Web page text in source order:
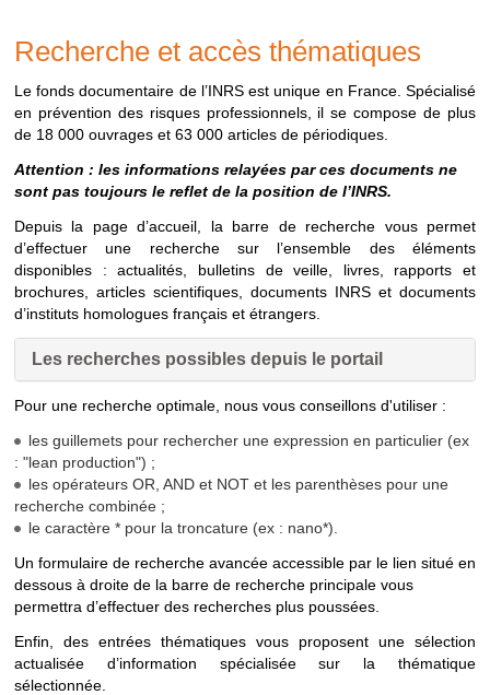
Recherche et accès thématiques
Le fonds documentaire de l’INRS est unique en France. Spécialisé
en prévention des risques professionnels, il se compose de plus
de 18 000 ouvrages et 63 000 articles de périodiques.
Attention : les informations relayées par ces documents ne
sont pas toujours le reflet de la position de l’INRS.
Depuis la page d’accueil, la barre de recherche vous permet
d’effectuer une recherche sur l’ensemble des éléments
disponibles : actualités, bulletins de veille, livres, rapports et
brochures, articles scientifiques, documents INRS et documents
d’instituts homologues français et étrangers.
Les recherches possibles depuis le portail
Les
possbles
depuis
le
portail
Disponible depuis la
page d'accueil
les documents
INRS-BIBLIO Menu"Ressources
> INRS-Biblio"
Recherche sur les
référencés dans la
RESEAU
PREVENTION
Menu"Ressources
> Réseau
Recherche sur les
documents diffusés
prévention de
l'Assurance
Pour une recherche optimale, nous vous conseillons d'utiliser :
les guillemets pour rechercher une expression en particulier (ex
: "lean production") ;
les opérateurs OR, AND et NOT et les parenthèses pour une
recherche combinée ;
le caractère * pour la troncature (ex : nano*).
Un formulaire de recherche avancée accessible par le lien situé en
dessous à droite de la barre de recherche principale vous
permettra d’effectuer des recherches plus poussées.
Enfin, des entrées thématiques vous proposent une sélection
actualisée d’information spécialisée sur la thématique
sélectionnée.